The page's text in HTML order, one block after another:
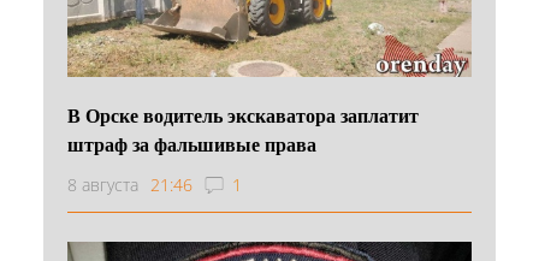
В Орске водитель экскаватора заплатит
штраф за фальшивые права
8 августа 21:46 1